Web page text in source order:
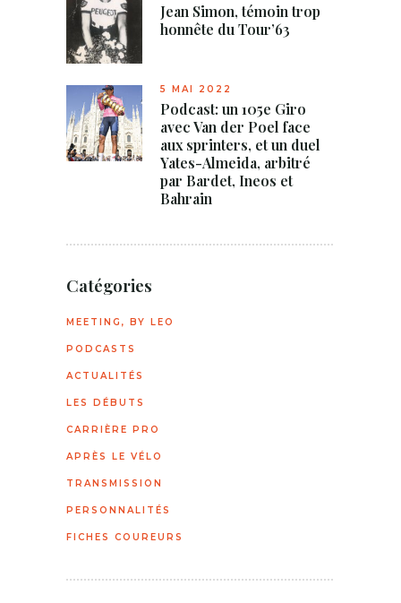
Jean Simon, témoin trop
honnête du Tour’63
5 MAI 2022
Podcast: un 105e Giro
avec Van der Poel face
aux sprinters, et un duel
Yates-Almeida, arbitré
par Bardet, Ineos et
Bahrain
Catégories
MEETING, BY LEO
PODCASTS
ACTUALITÉS
LES DÉBUTS
CARRIÈRE PRO
APRÈS LE VÉLO
TRANSMISSION
PERSONNALITÉS
FICHES COUREURS